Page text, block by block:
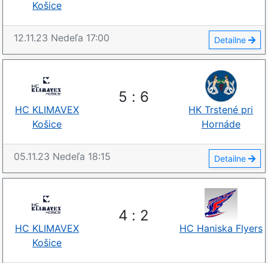
Košice
12.11.23 Nedeľa 17:00 Detailne
5 : 6
HC KLIMAVEX
Košice
HK Trstené pri
Hornáde
05.11.23 Nedeľa 18:15 Detailne
4 : 2
HC KLIMAVEX
Košice
HC Haniska Flyers